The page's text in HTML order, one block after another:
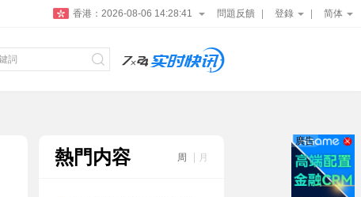
香港： 2026-08-06 14:28:42 問題反饋 登錄 简体
熱門内容 周 月
廣告